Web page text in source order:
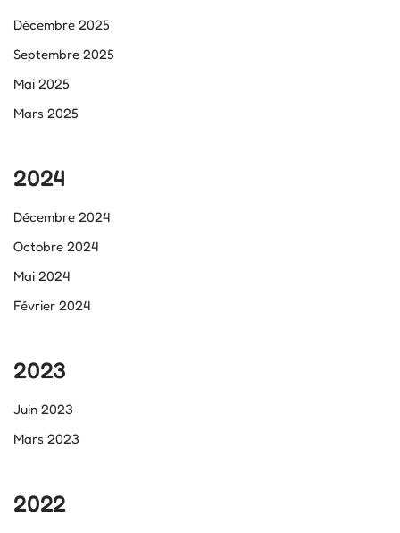
Décembre 2025
Septembre 2025
Mai 2025
Mars 2025
2024
Décembre 2024
Octobre 2024
Mai 2024
Février 2024
2023
Juin 2023
Mars 2023
2022